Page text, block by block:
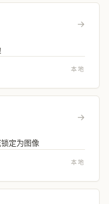
→
本地
→
定为图像
本地